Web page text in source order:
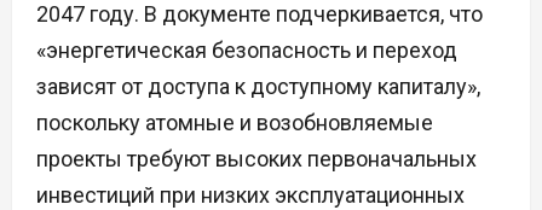
2047 году. В документе подчеркивается, что
«энергетическая безопасность и переход
зависят от доступа к доступному капиталу»,
поскольку атомные и возобновляемые
проекты требуют высоких первоначальных
инвестиций при низких эксплуатационных